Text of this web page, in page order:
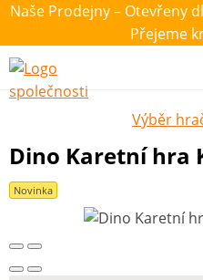
Naše Prodejny – Otevřeny
Přejeme
Výběr
Dino Karetní hra
Novinka